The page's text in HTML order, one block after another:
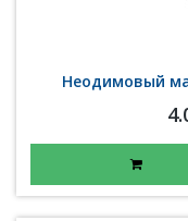
Неодимовый